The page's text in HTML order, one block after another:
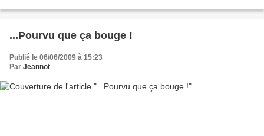
...Pourvu que ça bouge !
Publié le 06/06/2009 à 15:23
Par Jeannot